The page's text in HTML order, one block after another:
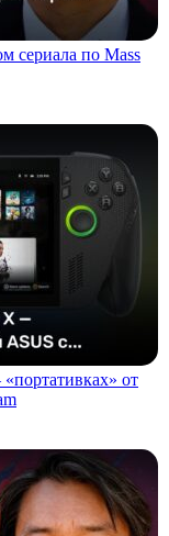
сериала по Mass
от